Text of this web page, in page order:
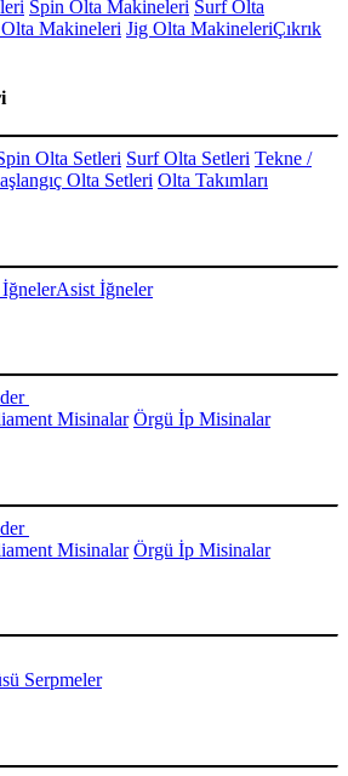
Spin Olta Makineleri Surf Olta
Olta Makineleri Jig Olta MakineleriÇıkrık
Olta Setleri Surf Olta Setleri Tekne /
Olta Setleri Olta Takımları
Asist İğneler
Misinalar Örgü İp Misinalar
Misinalar Örgü İp Misinalar
Serpmeler